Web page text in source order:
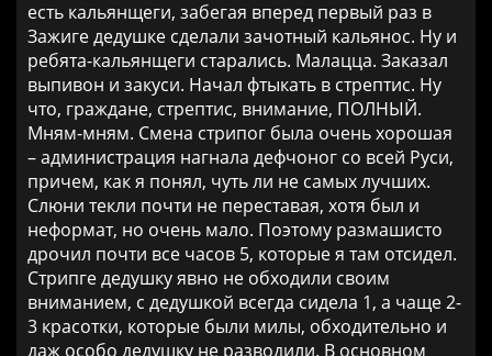
есть кальянщеги, забегая вперед первый раз в
Зажиге дедушке сделали зачотный кальянос. Ну и
ребята-кальянщеги старались. Малацца. Заказал
выпивон и закуси. Начал фтыкать в стрептис. Ну
что, граждане, стрептис, внимание, ПОЛНЫЙ.
Мням-мням. Смена стрипог была очень хорошая
– администрация нагнала дефчоног со всей Руси,
причем, как я понял, чуть ли не самых лучших.
Слюни текли почти не переставая, хотя был и
неформат, но очень мало. Поэтому размашисто
дрочил почти все часов 5, которые я там отсидел.
Стрипге дедушку явно не обходили своим
вниманием, с дедушкой всегда сидела 1, а чаще 2-
3 красотки, которые были милы, обходительно и
даж особо дедушку не разводили. В основном